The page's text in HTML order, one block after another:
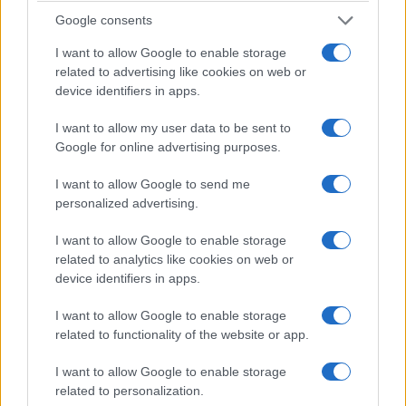
Google consents
I want to allow Google to enable storage
related to advertising like cookies on web or
device identifiers in apps.
I want to allow my user data to be sent to
Google for online advertising purposes.
I want to allow Google to send me
personalized advertising.
I want to allow Google to enable storage
related to analytics like cookies on web or
device identifiers in apps.
I want to allow Google to enable storage
related to functionality of the website or app.
I want to allow Google to enable storage
related to personalization.
κάτι χειροπιαστό στα χέρια μας προκειμένου να
ηρεμήσουμε και να έχουμε μια ελπίδα για κάτι
καλύτερο στο μέλλον αλλά και να
σκοπό μας.»
η ανησυχία τόσο του ίδιου όσο και των
συναδέλφων του που δίνουν καθημερινά το
και κρίσιμο τομέα.
Το πρόβλημα είναι πως όσες φορές και αν τις
εκφράζουν, λείπουν σταθερά οι απαντήσεις και